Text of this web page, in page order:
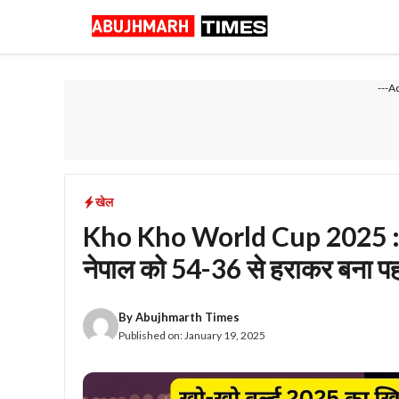
content
---
खेल
Kho Kho World Cup 2025 :
नेपाल को 54-36 से हराकर बना
ByAbujhmarth Times
Published on: January 19, 2025